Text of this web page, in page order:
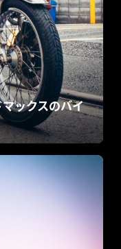
ックスのバイ